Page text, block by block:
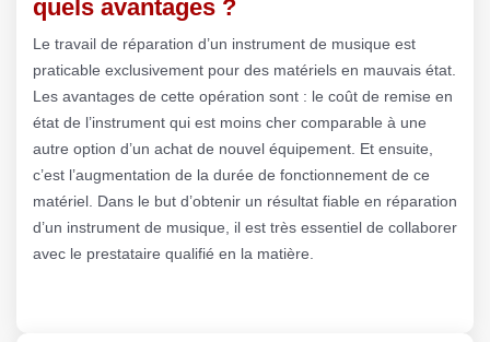
quels avantages ?
Le travail de réparation d’un instrument de musique est
praticable exclusivement pour des matériels en mauvais état.
Les avantages de cette opération sont : le coût de remise en
état de l’instrument qui est moins cher comparable à une
autre option d’un achat de nouvel équipement. Et ensuite,
c’est l’augmentation de la durée de fonctionnement de ce
matériel. Dans le but d’obtenir un résultat fiable en réparation
d’un instrument de musique, il est très essentiel de collaborer
avec le prestataire qualifié en la matière.